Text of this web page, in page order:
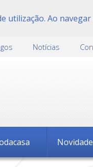
Ao
Notícias